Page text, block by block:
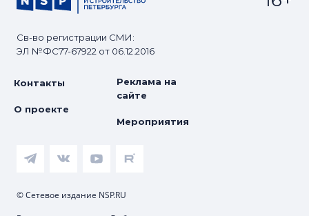
Св-во регистрации СМИ:
ЭЛ №ФС77-67922 от 06.12.2016
Контакты
О проекте
Реклама на
сайте
Мероприятия
© Сетевое издание NSP.RU